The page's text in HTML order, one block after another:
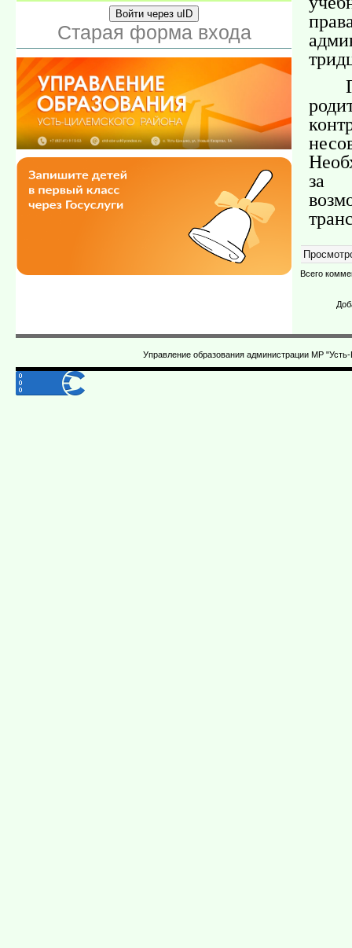
Войти через uID
Старая форма входа
за
Всего
Управление образования администрации МР